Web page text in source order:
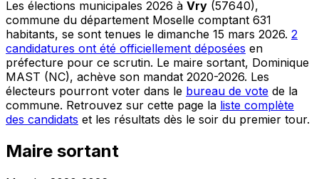
Les élections municipales 2026 à Vry (57640),
commune du département Moselle comptant 631
habitants, se sont tenues le dimanche 15 mars 2026. 2
candidatures ont été officiellement déposées en
préfecture pour ce scrutin. Le maire sortant, Dominique
MAST (NC), achève son mandat 2020-2026. Les
électeurs pourront voter dans le bureau de vote de la
commune. Retrouvez sur cette page la liste complète
des candidats et les résultats dès le soir du premier tour.
Maire sortant